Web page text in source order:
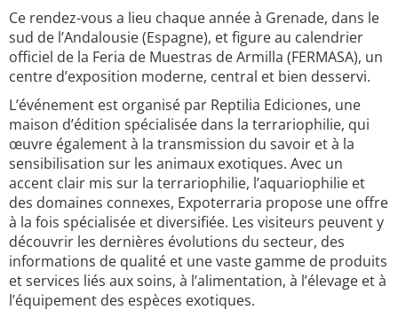
Ce rendez-vous a lieu chaque année à Grenade, dans le
sud de l’Andalousie (Espagne), et figure au calendrier
officiel de la Feria de Muestras de Armilla (FERMASA), un
centre d’exposition moderne, central et bien desservi.
L’événement est organisé par Reptilia Ediciones, une
maison d’édition spécialisée dans la terrariophilie, qui
œuvre également à la transmission du savoir et à la
sensibilisation sur les animaux exotiques. Avec un
accent clair mis sur la terrariophilie, l’aquariophilie et
des domaines connexes, Expoterraria propose une offre
à la fois spécialisée et diversifiée. Les visiteurs peuvent y
découvrir les dernières évolutions du secteur, des
informations de qualité et une vaste gamme de produits
et services liés aux soins, à l’alimentation, à l’élevage et à
l’équipement des espèces exotiques.